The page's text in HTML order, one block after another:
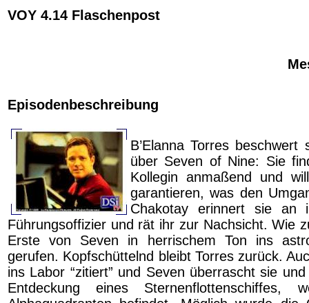
VOY 4.14 Flaschenpost
Episodenbeschreibung
B’Elanna Torres beschwert
über Seven of Nine: Sie
Kollegin anmaßend und
garantieren, was den
Chakotay erinnert sie an
Führungsoffizier und rät ihr zur Nachsicht. Wie
Erste von Seven in herrischem Ton ins
gerufen. Kopfschüttelnd bleibt Torres zurück.
ins Labor “zitiert” und Seven überrascht sie
Entdeckung eines Sternenflottenschiffes,